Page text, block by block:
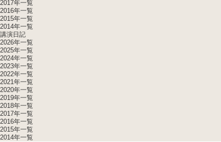
2017年一覧
2016年一覧
2015年一覧
2014年一覧
講演日記
2026年一覧
2025年一覧
2024年一覧
2023年一覧
2022年一覧
2021年一覧
2020年一覧
2019年一覧
2018年一覧
2017年一覧
2016年一覧
2015年一覧
2014年一覧